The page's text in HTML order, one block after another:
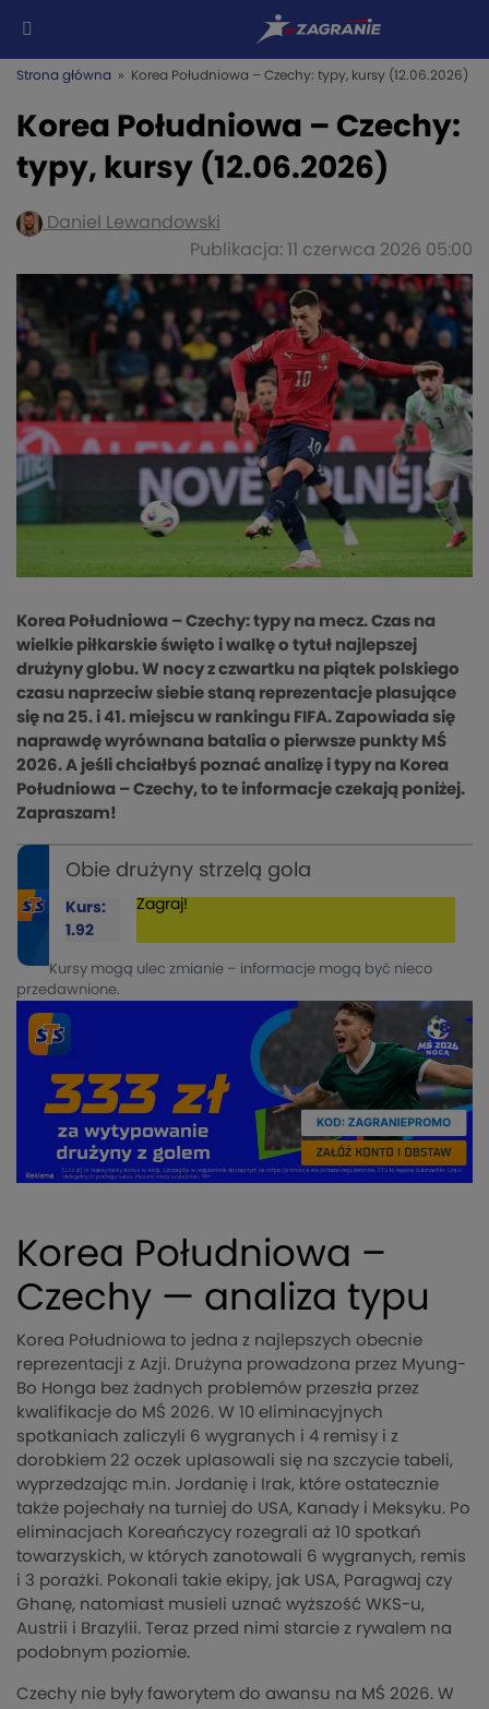
Strona główna » Korea Południowa – Czechy: typy, kursy (12.06.2026)
Korea Południowa – Czechy:
typy, kursy (12.06.2026)
Daniel Lewandowski
Publikacja: 11 czerwca 2026 05:00
Korea Południowa – Czechy: typy na mecz. Czas na
wielkie piłkarskie święto i walkę o tytuł najlepszej
drużyny globu. W nocy z czwartku na piątek polskiego
czasu naprzeciw siebie staną reprezentacje plasujące
się na 25. i 41. miejscu w rankingu FIFA. Zapowiada się
naprawdę wyrównana batalia o pierwsze punkty MŚ
2026. A jeśli chciałbyś poznać analizę i typy na Korea
Południowa – Czechy, to te informacje czekają poniżej.
Zapraszam!
Obie drużyny strzelą gola
Kurs:
1.92
Zagraj!
Kursy mogą ulec zmianie – informacje mogą być nieco
przedawnione.
Korea Południowa –
Czechy — analiza typu
Korea Południowa to jedna z najlepszych obecnie
reprezentacji z Azji. Drużyna prowadzona przez Myung-
Bo Honga bez żadnych problemów przeszła przez
kwalifikacje do MŚ 2026. W 10 eliminacyjnych
spotkaniach zaliczyli 6 wygranych i 4 remisy i z
dorobkiem 22 oczek uplasowali się na szczycie tabeli,
wyprzedzając m.in. Jordanię i Irak, które ostatecznie
także pojechały na turniej do USA, Kanady i Meksyku. Po
eliminacjach Koreańczycy rozegrali aż 10 spotkań
towarzyskich, w których zanotowali 6 wygranych, remis
i 3 porażki. Pokonali takie ekipy, jak USA, Paragwaj czy
Ghanę, natomiast musieli uznać wyższość WKS-u,
Austrii i Brazylii. Teraz przed nimi starcie z rywalem na
podobnym poziomie.
Czechy nie były faworytem do awansu na MŚ 2026. W